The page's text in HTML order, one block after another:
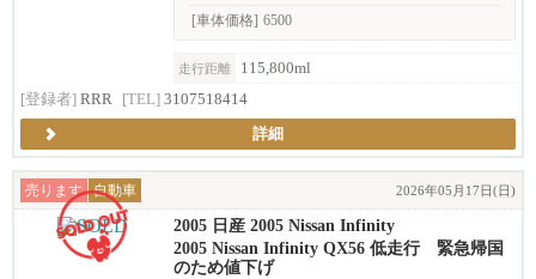
[車体価格] 6500
走行距離
115,800ml
[登録者] RRR [TEL] 3107518414
詳細
売ります 自動車 2026年05月17日(日)
2005 日産 2005 Nissan Infinity
2005 Nissan Infinity QX56 低走行 緊急帰国
のため値下げ